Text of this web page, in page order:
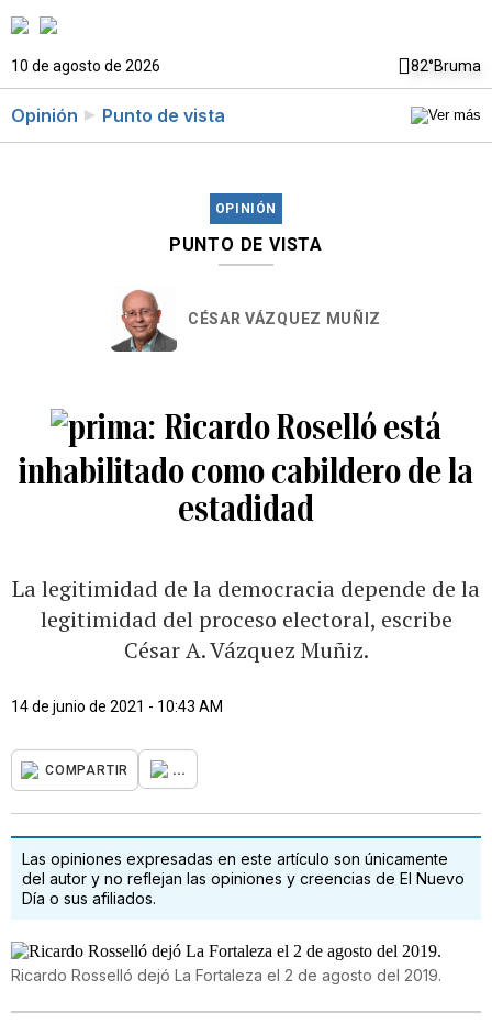
10 de agosto de 2026 82°Bruma
Opinión Punto de vista
OPINIÓN
PUNTO DE VISTA
CÉSAR VÁZQUEZ MUÑIZ
Ricardo Roselló está
inhabilitado como cabildero de la
estadidad
La legitimidad de la democracia depende de la
legitimidad del proceso electoral, escribe
César A. Vázquez Muñiz.
14 de junio de 2021 - 10:43 AM
COMPARTIR ...
Las opiniones expresadas en este artículo son únicamente
del autor y no reflejan las opiniones y creencias de El Nuevo
Día o sus afiliados.
Ricardo Rosselló dejó La Fortaleza el 2 de agosto del 2019.